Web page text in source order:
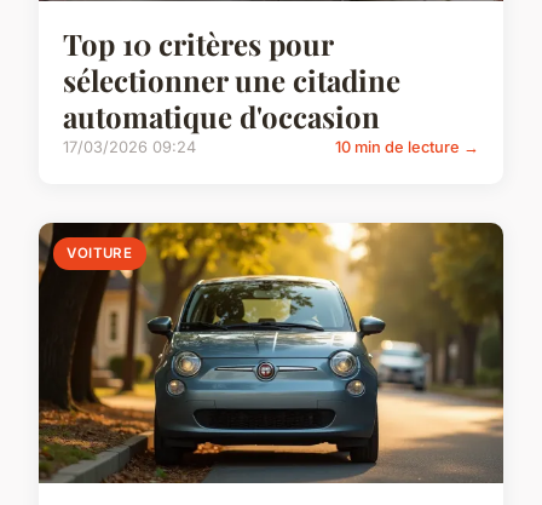
Top 10 critères pour
sélectionner une citadine
automatique d'occasion
17/03/2026 09:24 10 min de lecture →
VOITURE